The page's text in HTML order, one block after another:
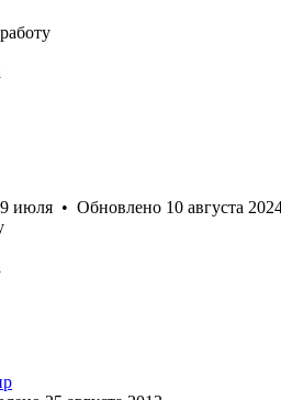
9 июля • Обновлено 10 августа